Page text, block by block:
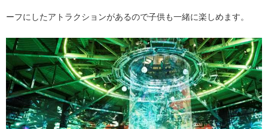
ーフにしたアトラクションがあるので子供も一緒に楽しめます。